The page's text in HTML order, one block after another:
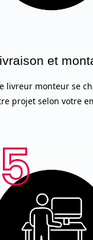
et
livreur monteur se
projet selon votre